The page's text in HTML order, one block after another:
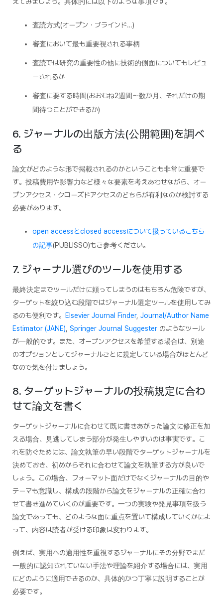
えてみましょう。具体的には以下のような事項です。
査読方式(オープン・ブラインド…)
審査において最も重要視される事柄
査読では研究の重要性の他に技術的側面についてもレビュ
ーされるか
審査に要する時間(おおむね2週間～数か月、それだけの期
間待つことができるか)
6. ジャーナルの出版方法(公開範囲)を調べ
る
論文がどのような形で掲載されるのかということも非常に重要で
す。投稿費用や影響力など様々な要素を考えあわせながら、オー
プンアクセス・クローズドアクセスのどちらが有利なのか検討する
必要があります。
open accessとclosed accessについて扱っているこちら
の記事(PUBLISSO)もご参考ください。
7. ジャーナル選びのツールを使用する
最終決定までツールだけに頼ってしまうのはもちろん危険ですが、
ターゲットを絞り込む段階ではジャーナル選定ツールを使用してみ
るのも便利です。
Elsevier Journal Finder, Journal/Author Name
Estimator (JANE), Springer Journal Suggester のようなツール
が一般的です。また、オープンアクセスを希望する場合は、別途
のオプションとしてジャーナルごとに規定している場合がほとんど
なので気を付けましょう。
8. ターゲットジャーナルの投稿規定に合わ
せて論文を書く
ターゲットジャーナルに合わせて既に書きあがった論文に修正を加
える場合、見逃してしまう部分が発生しやすいのは事実です。こ
れを防ぐためには、論文執筆の早い段階でターゲットジャーナルを
決めておき、初めからそれに合わせて論文を執筆する方が良いで
しょう。この場合、フォーマット面だけでなくジャーナルの目的や
テーマも意識し、構成の段階から論文をジャーナルの正確に合わ
せて書き進めていくのが重要です。一つの実験や発見事項を扱う
論文であっても、どのような面に重点を置いて構成していくかによ
って、内容は読者が受ける印象は変わります。
例えば、実用への適用性を重視するジャーナルにその分野でまだ
一般的に認知されていない手法や理論を紹介する場合には、実用
にどのように適用できるのか、具体的かつ丁寧に説明することが
必要です。